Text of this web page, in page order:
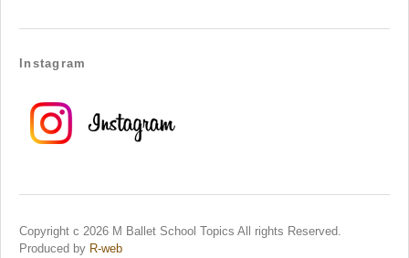
Instagram
Copyright c 2026 M Ballet School Topics All rights Reserved.
Produced by R-web